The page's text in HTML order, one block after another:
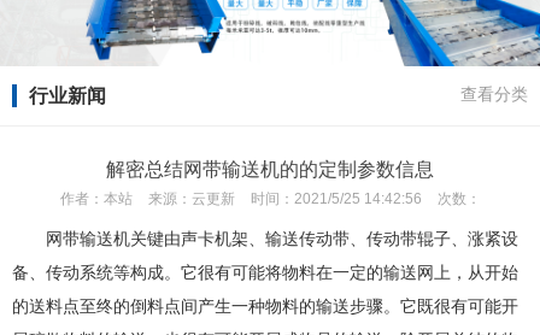
行业新闻 查看分类
解密总结网带输送机的的定制参数信息
作者： 本站 来源： 云更新 时间： 2021/5/25 14:42:56 次数：
网带输送机关键由声卡机架、输送传动带、传动带辊子、涨紧设
备、传动系统等构成。它很有可能将物料在一定的输送网上，从开始
的送料点至终的倒料点间产生一种物料的输送步骤。它既很有可能开